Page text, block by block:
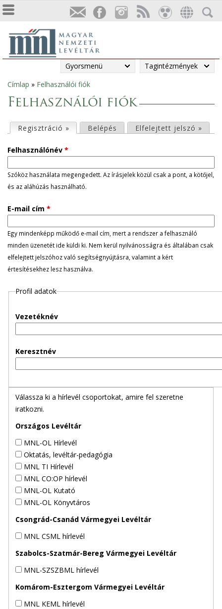
Gyorsmenü Tagintézmények
Jelenlegi
hely
Címlap » Felhasználói fiók
Felhasználói fiók
l
s
ő
d
l
e
g
e
Regisztráció » (aktív fül)
Belépés Elfelejtett jelszó »
Felhasználónév *
Szóköz használata megengedett. Az írásjelek közül csak a pont, a kötőjel,
és az aláhúzás használható.
E-mail cím *
Egy mindenképp működő e-mail cím, mert a rendszer a felhasználó
minden üzenetét ide küldi ki. Nem kerül nyilvánosságra és általában csak
elfelejtett jelszóhoz való segítségnyújtásra, valamint a kért
értesítésekhez lesz használva.
Profil adatok
Vezetéknév
Keresztnév
Válassza ki a hírlevél csoportokat, amire fel szeretne
iratkozni.
Országos Levéltár
MNL-OL Hírlevél
Oktatás, levéltár-pedagógia
MNL TI Hírlevél
MNL CO:OP hírlevél
MNL-OL Kutató
MNL-OL Könyvtáros
Csongrád-Csanád Vármegyei Levéltár
MNL CSML hírlevél
Szabolcs-Szatmár-Bereg Vármegyei Levéltár
MNL-SZSZBML hírlevél
Komárom-Esztergom Vármegyei Levéltár
MNL KEML hírlevél